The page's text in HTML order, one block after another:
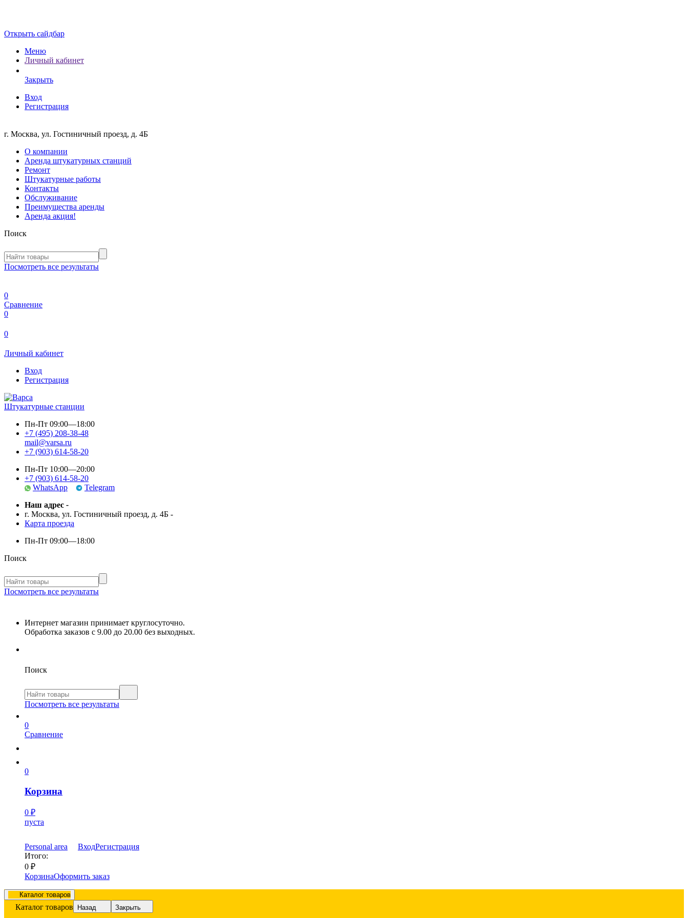
Открыть сайдбар
Меню
Личный кабинет
Закрыть
Вход
Регистрация
г. Москва, ул. Гостиничный проезд, д. 4Б
О компании
Аренда штукатурных станций
Ремонт
Штукатурные работы
Контакты
Обслуживание
Преимущества аренды
Аренда акция!
Поиск
Посмотреть все результаты
0
Сравнение
0
0
Личный кабинет
Вход
Регистрация
Штукатурные станции
Пн-Пт 09:00—18:00
+7 (495) 208-38-48
mail@varsa.ru
+7 (903) 614-58-20
Пн-Пт 10:00—20:00
+7 (903) 614-58-20
WhatsApp
Telegram
Наш адрес -
г. Москва, ул. Гостиничный проезд, д. 4Б -
Карта проезда
Пн-Пт 09:00—18:00
Поиск
Посмотреть все результаты
Интернет магазин принимает круглосуточно.
Обработка заказов с 9.00 до 20.00 без выходных.
Поиск
Посмотреть все результаты
0
Сравнение
0
Корзина
0 ₽
пуста
Personal area ВходРегистрация
Итого:
0 ₽
КорзинаОформить заказ
Каталог товаров
Каталог товаров Назад Закрыть